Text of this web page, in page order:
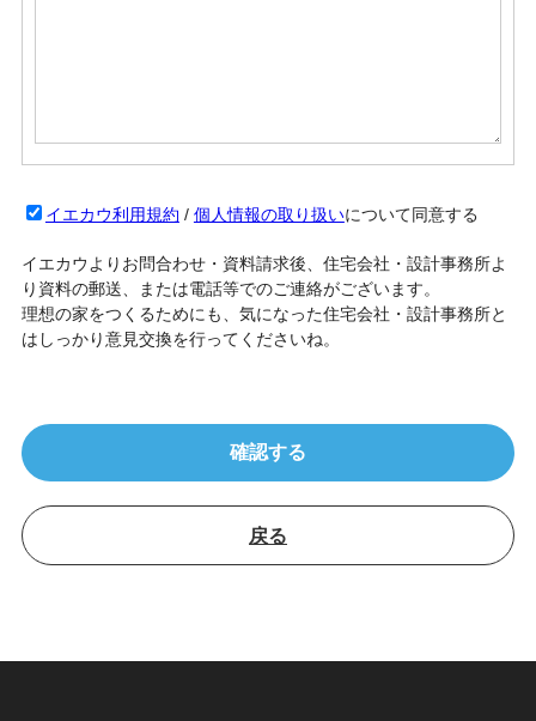
イエカウ利用規約 / 個人情報の取り扱いについて同意する
イエカウよりお問合わせ・資料請求後、住宅会社・設計事務所よ
り資料の郵送、または電話等でのご連絡がございます。
理想の家をつくるためにも、気になった住宅会社・設計事務所と
はしっかり意見交換を行ってくださいね。
戻る